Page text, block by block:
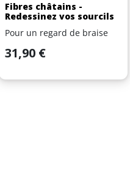
Fibres châtains -
Redessinez vos sourcils
Pour un regard de braise
Prix
31,90 €